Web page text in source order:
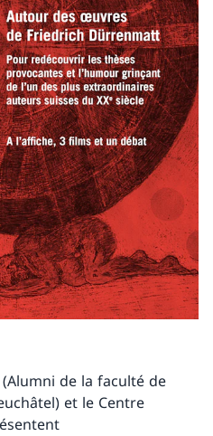
de la faculté de
et le Centre